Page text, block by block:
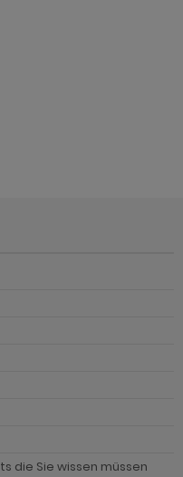
die Sie wissen müssen